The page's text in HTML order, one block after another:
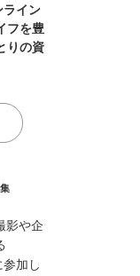
ライン
フを豊
りの資
影や企
参加し